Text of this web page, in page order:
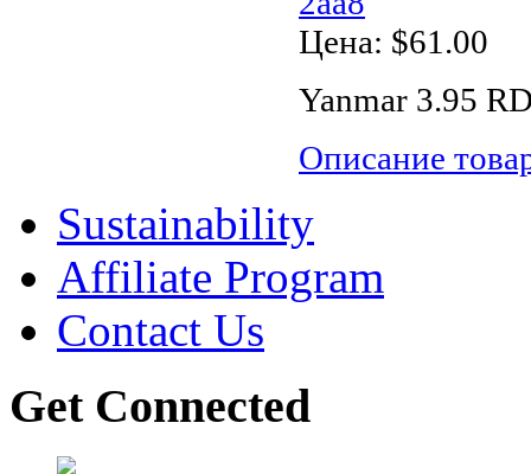
Цена: $61.00
Yanmar 3.95
Описание
Sustainability
Affiliate Program
Contact Us
Get Connected